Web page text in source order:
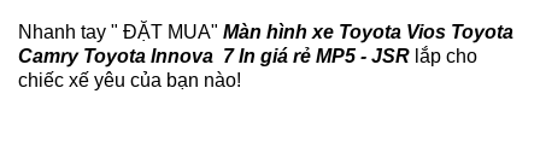
Nhanh tay " ĐẶT MUA" Màn hình xe Toyota Vios Toyota
Camry Toyota Innova 7 In giá rẻ MP5 - JSR lắp cho
chiếc xế yêu của bạn nào!